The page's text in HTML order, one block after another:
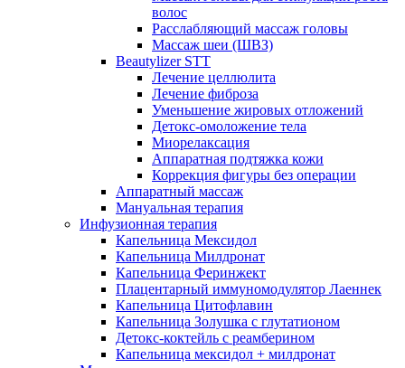
волос
Расслабляющий массаж головы
Массаж шеи (ШВЗ)
Beautylizer STT
Лечение целлюлита
Лечение фиброза
Уменьшение жировых отложений
Детокс-омоложение тела
Миорелаксация
Аппаратная подтяжка кожи
Коррекция фигуры без операции
Аппаратный массаж
Мануальная терапия
Инфузионная терапия
Капельница Мексидол
Капельница Милдронат
Капельница Феринжект
Плацентарный иммуномодулятор Лаеннек
Капельница Цитофлавин
Капельница Золушка с глутатионом
Детокс-коктейль с реамберином
Капельница мексидол + милдронат